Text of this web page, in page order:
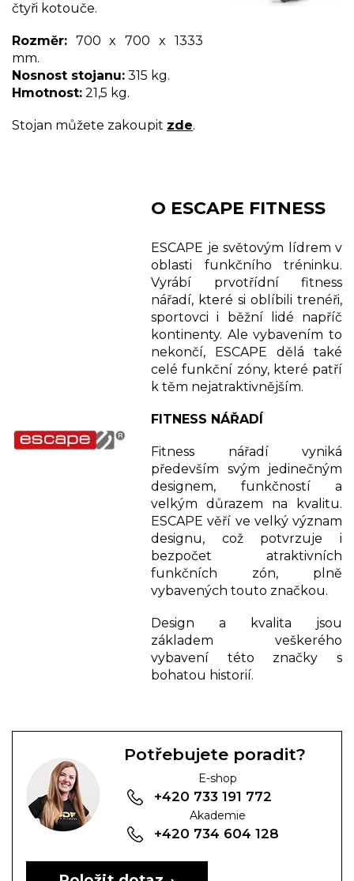
čtyři kotouče.
Rozměr: 700 x 700 x 1333
mm.
Nosnost stojanu: 315 kg.
Hmotnost: 21,5 kg.
Stojan můžete zakoupit zde.
O ESCAPE FITNESS
ESCAPE je světovým lídrem v
oblasti funkčního tréninku.
Vyrábí prvotřídní fitness
nářadí, které si oblíbili trenéři,
sportovci i běžní lidé napříč
kontinenty. Ale vybavením to
nekončí, ESCAPE dělá také
celé funkční zóny, které patří
k těm nejatraktivnějším.
FITNESS NÁŘADÍ
Fitness nářadí vyniká
především svým jedinečným
designem, funkčností a
velkým důrazem na kvalitu.
ESCAPE věří ve velký význam
designu, což potvrzuje i
bezpočet atraktivních
funkčních zón, plně
vybavených touto značkou.
Design a kvalita jsou
základem veškerého
vybavení této značky s
bohatou historií.
Potřebujete poradit?
E-shop
+420 733 191 772
Akademie
+420 734 604 128